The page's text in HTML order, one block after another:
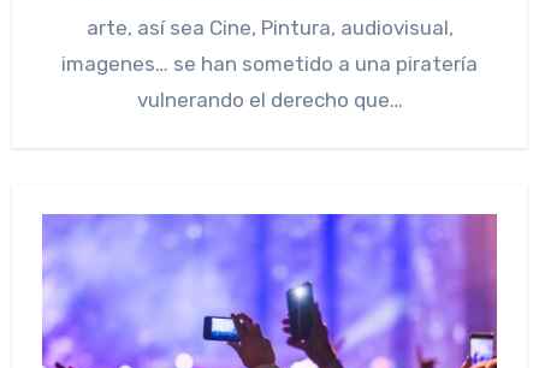
arte, así sea Cine, Pintura, audiovisual,
imagenes… se han sometido a una piratería
vulnerando el derecho que…